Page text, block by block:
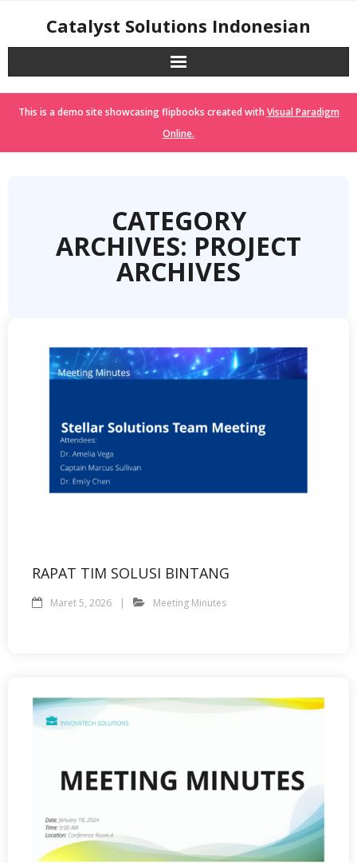
Catalyst Solutions Indonesian
This is a demo site showcasing flipbooks created with Visual Paradigm
Online.
CATEGORY
ARCHIVES: PROJECT
ARCHIVES
RAPAT TIM SOLUSI BINTANG
Maret 5, 2026 Meeting Minutes